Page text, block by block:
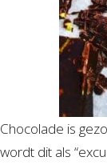
Chocolade is
wordt dit als